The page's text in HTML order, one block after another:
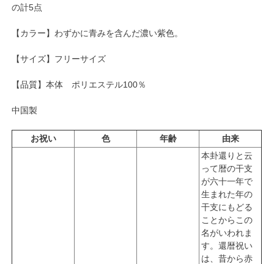
の計5点
【カラー】わずかに青みを含んだ濃い紫色。
【サイズ】フリーサイズ
【品質】本体 ポリエステル100％
中国製
お祝い 色 年齢 由来
本卦還りと云
って暦の干支
が六十一年で
生まれた年の
干支にもどる
ことからこの
名がいわれま
す。還暦祝い
は、昔から赤